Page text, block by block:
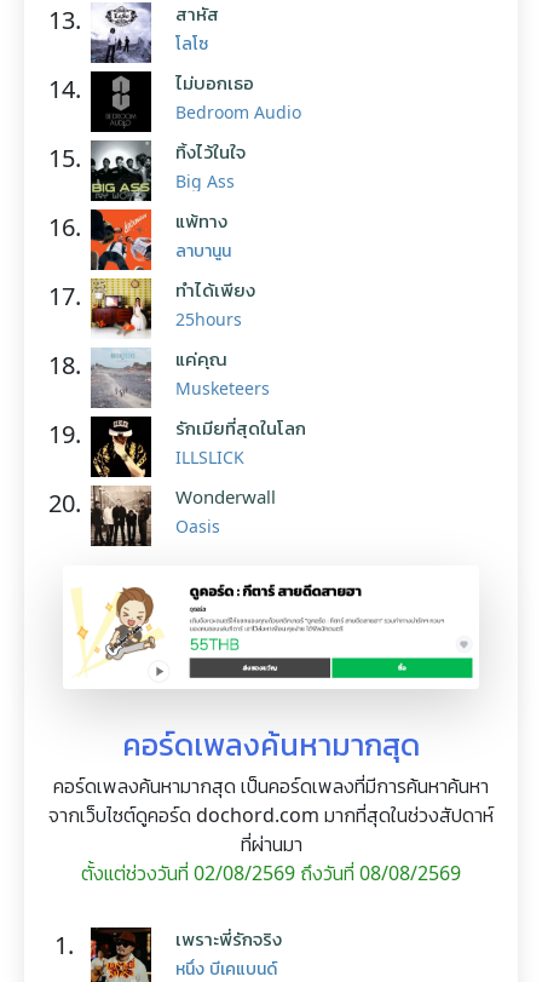
13. สาหัส
โลโซ
14. ไม่บอกเธอ
Bedroom Audio
15. ทิ้งไว้ในใจ
Big Ass
16. แพ้ทาง
ลาบานูน
17. ทำได้เพียง
25hours
18. แค่คุณ
Musketeers
19. รักเมียที่สุดในโลก
ILLSLICK
20. Wonderwall
Oasis
คอร์ดเพลงค้นหามากสุด
คอร์ดเพลงค้นหามากสุด เป็นคอร์ดเพลงที่มีการค้นหาค้นหา
จากเว็บไซต์ดูคอร์ด dochord.com มากที่สุดในช่วงสัปดาห์
ที่ผ่านมา
ตั้งแต่ช่วงวันที่ 02/08/2569 ถึงวันที่ 08/08/2569
1. เพราะพี่รักจริง
หนึ่ง บีเคแบนด์